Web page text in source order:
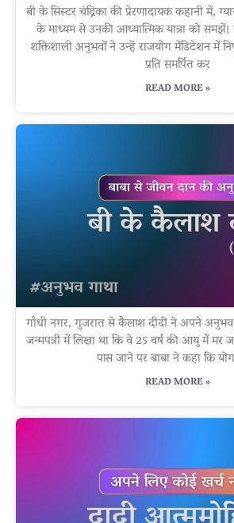
बी के सिस्टर चंद्रिका की प्रेरणादायक कहानी में,
के माध्यम से उनकी आध्यात्मिक यात्रा को
शक्तिशाली अनुभवों ने उन्हें राजयोग मेडिटेशन में
प्रति समर्पित कर
READ MORE »
गाँधी नगर, गुजरात से कैलाश दीदी ने अपने
जन्मपत्री में लिखा था कि वे 25 वर्ष की आयु में मर
पास जाने पर बाबा ने कहा कि
READ MORE »